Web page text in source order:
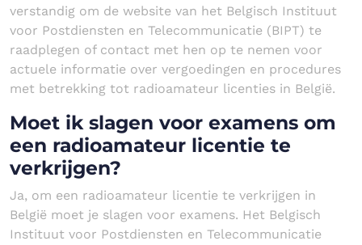
verstandig om de website van het Belgisch Instituut
voor Postdiensten en Telecommunicatie (BIPT) te
raadplegen of contact met hen op te nemen voor
actuele informatie over vergoedingen en procedures
met betrekking tot radioamateur licenties in België.
Moet ik slagen voor examens om
een radioamateur licentie te
verkrijgen?
Ja, om een radioamateur licentie te verkrijgen in
België moet je slagen voor examens. Het Belgisch
Instituut voor Postdiensten en Telecommunicatie